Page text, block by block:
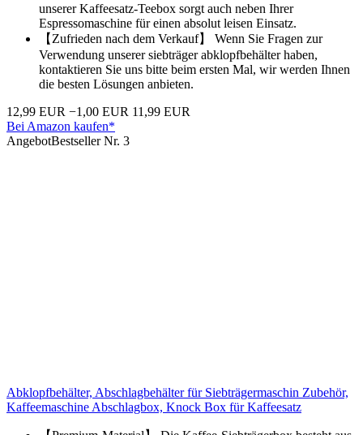
unserer Kaffeesatz-Teebox sorgt auch neben Ihrer
Espressomaschine für einen absolut leisen Einsatz.
【Zufrieden nach dem Verkauf】 Wenn Sie Fragen zur
Verwendung unserer siebträger abklopfbehälter haben,
kontaktieren Sie uns bitte beim ersten Mal, wir werden Ihnen
die besten Lösungen anbieten.
12,99 EUR −1,00 EUR 11,99 EUR
Bei Amazon kaufen*
AngebotBestseller Nr. 3
Abklopfbehälter, Abschlagbehälter für Siebträgermaschin Zubehör,
Kaffeemaschine Abschlagbox, Knock Box für Kaffeesatz